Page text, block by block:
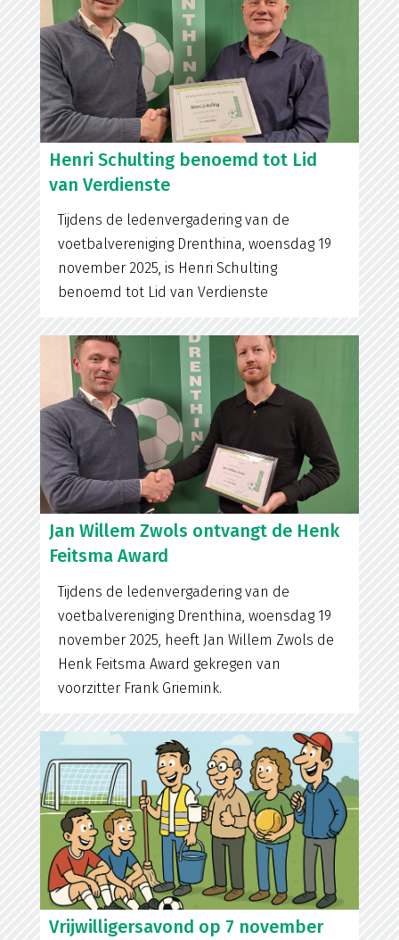
Henri Schulting benoemd tot Lid
van Verdienste
Tijdens de ledenvergadering van de
voetbalvereniging Drenthina, woensdag 19
november 2025, is Henri Schulting
benoemd tot Lid van Verdienste
Jan Willem Zwols ontvangt de Henk
Feitsma Award
Tijdens de ledenvergadering van de
voetbalvereniging Drenthina, woensdag 19
november 2025, heeft Jan Willem Zwols de
Henk Feitsma Award gekregen van
voorzitter Frank Griemink.
Vrijwilligersavond op 7 november